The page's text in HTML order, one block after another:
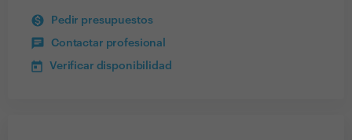
Pedir presupuestos
Contactar profesional
Verificar disponibilidad